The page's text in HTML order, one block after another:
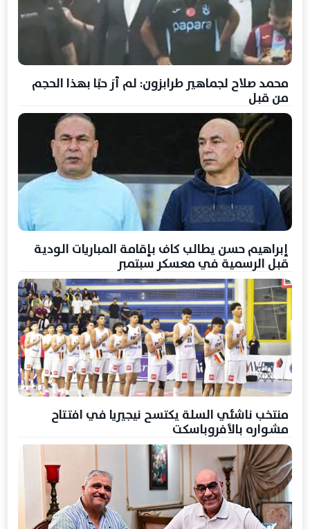
محمد صلاح لجماهير طرابزون: لم أرَ حبًا بهذا الحجم
من قبل
إبراهيم حسن يطالب كاف بإقامة المباريات الودية
قبل الرسمية في معسكر سبتمبر
منتخب ناشئي السلة يكتسح نيجيريا في افتتاح
مشواره بالأفروباسكت